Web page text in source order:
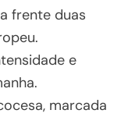
frente duas
e
marcada